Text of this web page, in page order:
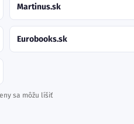
Martinus.sk
Eurobooks.sk
sa môžu líšiť